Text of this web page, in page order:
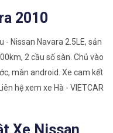
2010
- Nissan Navara 2.5LE, sản
2 cầu số sàn. Chủ vào
màn android. Xe cam kết
hệ xem xe Hà - VIETCAR